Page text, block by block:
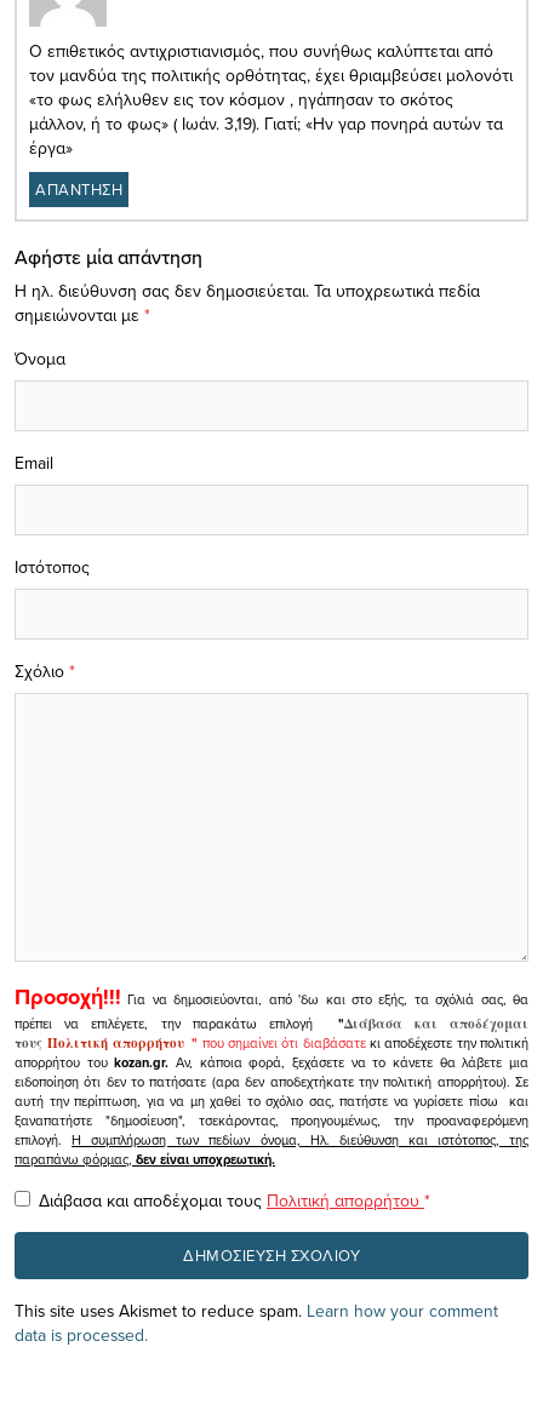
Ο επιθετικός αντιχριστιανισμός, που συνήθως καλύπτεται από
τον μανδύα της πολιτικής ορθότητας, έχει θριαμβεύσει μολονότι
«το φως ελήλυθεν εις τον κόσμον , ηγάπησαν το σκότος
μάλλον, ή το φως» ( Ιωάν. 3,19). Γιατί; «Ην γαρ πονηρά αυτών τα
έργα»
ΑΠΑΝΤΗΣΗ
Αφήστε μία απάντηση
Η ηλ. διεύθυνση σας δεν δημοσιεύεται. Τα υποχρεωτικά πεδία
σημειώνονται με *
Σχόλιο *
Όνομα
Email
Ιστότοπος
Προσοχή!!! Για να δημοσιεύονται, από 'δω και στο εξής, τα σχόλιά σας, θα
πρέπει να επιλέγετε, την παρακάτω επιλογή
"Διάβασα και αποδέχομαι
τουςΠολιτική απορρήτου" που σημαίνει ότι διαβάσατεκι αποδέχεστε την πολιτική
απορρήτου τουkozan.gr. Αν, κάποια φορά, ξεχάσετε να το κάνετε θα λάβετε μια
ειδοποίηση ότι δεν το πατήσατε (αρα δεν αποδεχτήκατε την πολιτική απορρήτου). Σε
αυτή την περίπτωση, για να μη χαθεί το σχόλιο σας, πατήστε να γυρίσετε πίσω και
ξαναπατήστε "δημοσίευση", τσεκάροντας, προηγουμένως, την προαναφερόμενη
επιλογή.Η συμπλήρωση των πεδίων όνομα, Ηλ. διεύθυνση και ιστότοπος, της
παραπάνω φόρμας, δεν είναι υποχρεωτική.
Διάβασα και αποδέχομαι τους Πολιτική απορρήτου *
This site uses Akismet to reduce spam. Learn how your comment
data is processed.